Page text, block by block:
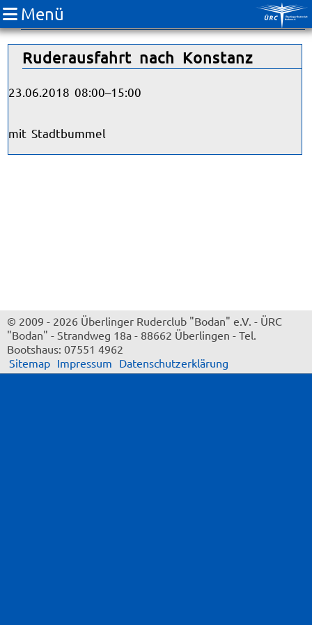
Menü
Jugend
Ruderausfahrt nach Konstanz
23.06.2018 08:00–15:00
mit Stadtbummel
© 2009 - 2026 Überlinger Ruderclub "Bodan" e.V. - ÜRC
"Bodan" - Strandweg 18a - 88662 Überlingen - Tel.
Bootshaus: 07551 4962
Sitemap Impressum Datenschutzerklärung